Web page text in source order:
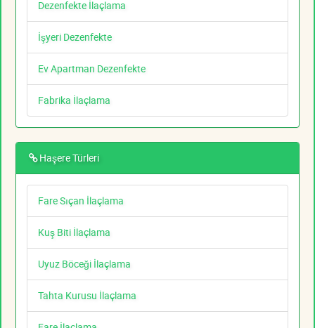
Dezenfekte İlaçlama
İşyeri Dezenfekte
Ev Apartman Dezenfekte
Fabrika İlaçlama
Haşere Türleri
Fare Sıçan İlaçlama
Kuş Biti İlaçlama
Uyuz Böceği İlaçlama
Tahta Kurusu İlaçlama